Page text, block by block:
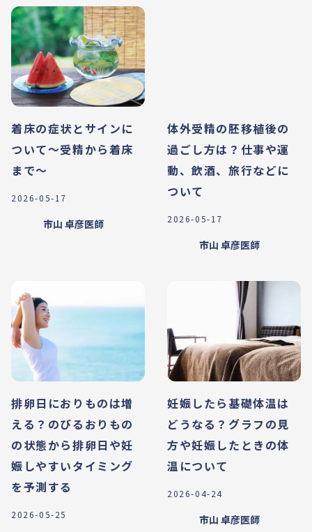
着床の症状とサインに
ついて〜受精から着床
まで〜
2026-05-17
市山 卓彦医師
体外受精の胚移植後の
過ごし方は？仕事や運
動、飲酒、旅行などに
ついて
2026-05-17
市山 卓彦医師
排卵日におりものは増
える？のびるおりもの
の状態から排卵日や妊
娠しやすいタイミング
を予測する
2026-05-25
妊娠したら基礎体温は
どうなる？グラフの見
方や妊娠したときの体
温について
2026-04-24
市山 卓彦医師